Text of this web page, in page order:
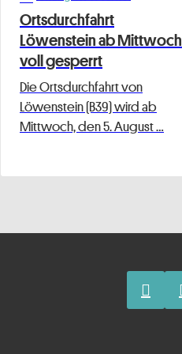
Ortsdurchfahrt
Löwenstein ab Mittwoch
voll gesperrt
Die Ortsdurchfahrt von
Löwenstein (B39) wird ab
Mittwoch, den 5. August …